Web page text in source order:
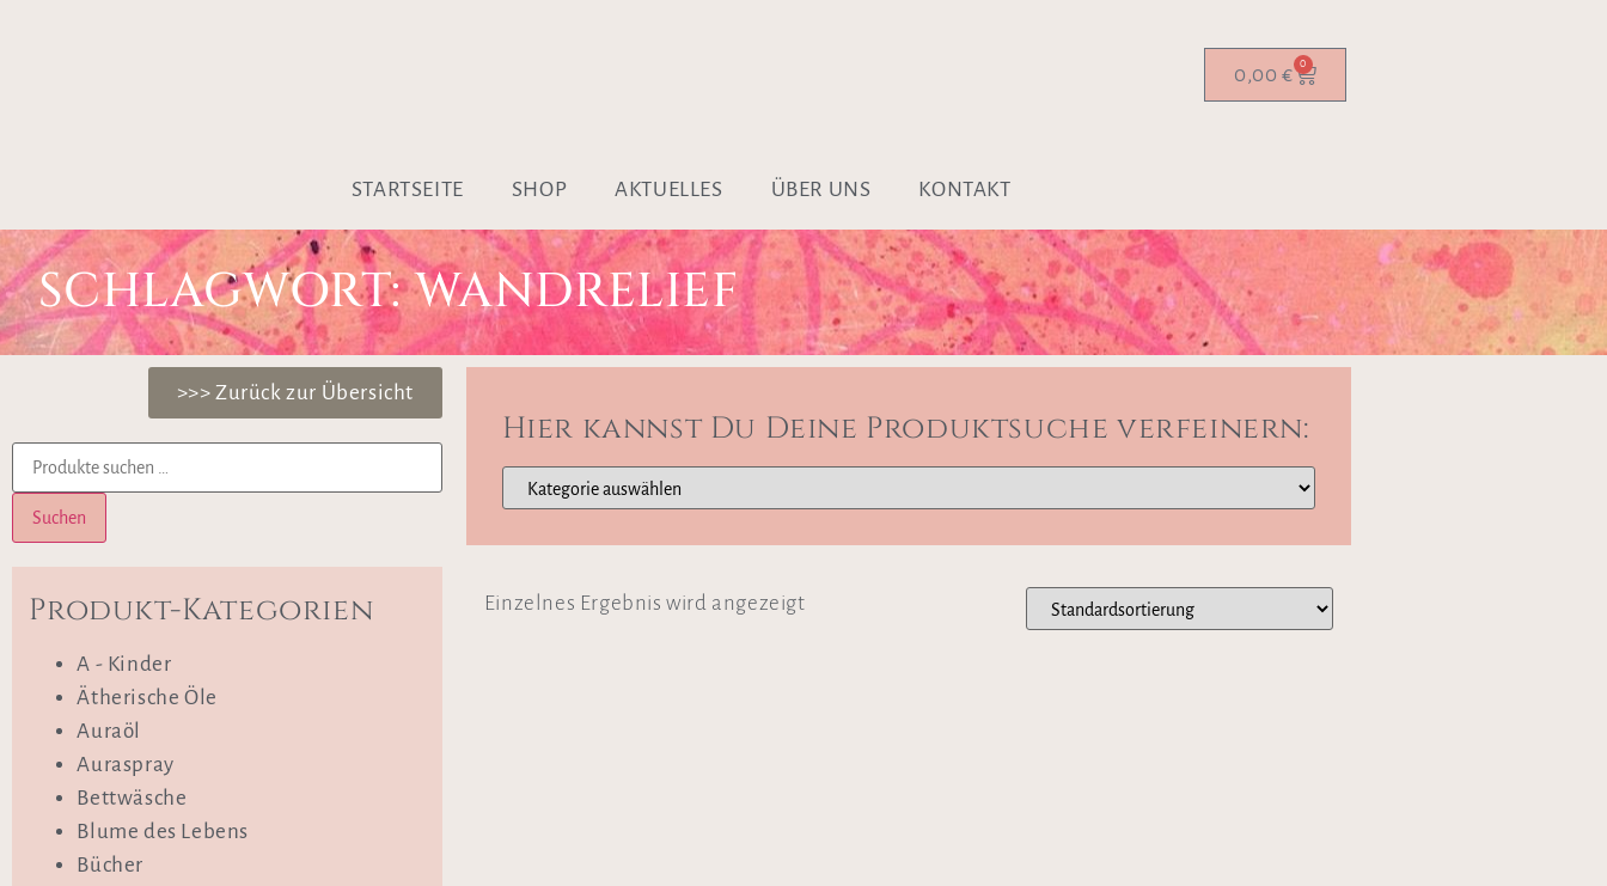
0,00 € 0
STARTSEITE SHOP AKTUELLES ÜBER UNS KONTAKT
SCHLAGWORT: WANDRELIEF
>>> Zurück zur Übersicht
Suchen
Produkt-Kategorien
A - Kinder
Ätherische Öle
Auraöl
Auraspray
Bettwäsche
Blume des Lebens
Bücher
Hier kannst Du Deine Produktsuche verfeinern:
Einzelnes Ergebnis wird angezeigt